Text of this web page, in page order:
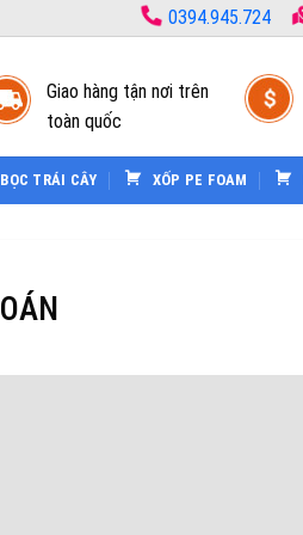
0394.945.724
Giao hàng tận nơi trên
toàn quốc
TRÁI CÂY XỐP PE FOAM